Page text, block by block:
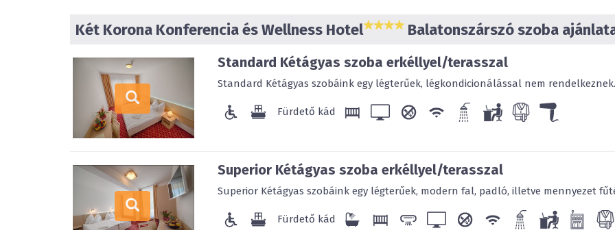
A76 szobával
vendégét a „Nyugalom
ajándékozza meg. Akár
érkezik hozzánk, a
szakértelme,
varázsolni.
Legyen szó őszi
Családja
élvezze a kikapcsolódást a
A vízparttól a
Két Korona Konferencia és Wellness Hotel Balatonszárszó szoba
Standard Kétágyas szoba erkéllyel/terasszal
Standard Kétágyas szobáink egy légterűek, légkondicionálással nem
Fürdető kád
Superior Kétágyas szoba erkéllyel/terasszal
Superior Kétágyas szobáink egy légterűek, modern fal, padló, illetve mennyezet
Fürdető kád